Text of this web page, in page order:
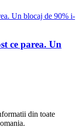
ce parea. Un
din toate